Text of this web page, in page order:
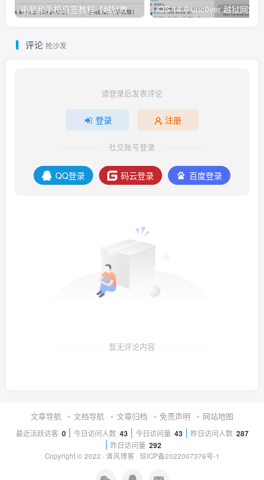
电脑和手机自签教程【越狱教程】
评论 抢沙发
请登录后发表评论
登录 注册
社交账号登录
QQ登录 码云登录 百度登录
暂无评论内容
文章导航 文档导航 文章归档 免责声明 网站地图
最近活跃访客 0 今日访问人数 43 今日访问量 43 昨日访问人数 287
昨日访问量 292
Copyright © 2022 · 清风博客 · 琼ICP备2022007376号-1